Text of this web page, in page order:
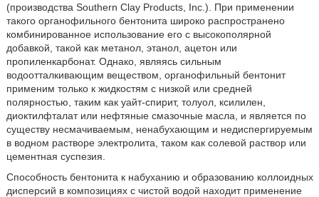
(производства Southern Clay Products, Inc.). При применении
такого органофильного бентонита широко распространено
комбинированное использование его с высокополярной
добавкой, такой как метанол, этанол, ацетон или
пропиленкарбонат. Однако, являясь сильным
водоотталкивающим веществом, органофильный бентонит
применим только к жидкостям с низкой или средней
полярностью, таким как уайт-спирит, толуол, ксилилен,
диоктилфталат или нефтяные смазочные масла, и является по
существу несмачиваемым, ненабухающим и недиспергируемым
в водном растворе электролита, таком как солевой раствор или
цементная суспезия.
Способность бентонита к набуханию и образованию коллоидных
дисперсий в композициях с чистой водой находит применение